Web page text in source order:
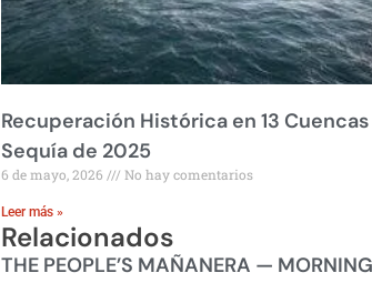
Recuperación Histórica en 13
Sequía de 2025
6 de mayo, 2026 No hay comentarios
Leer más »
Relacionados
THE PEOPLE’S MAÑANERA — MORNING